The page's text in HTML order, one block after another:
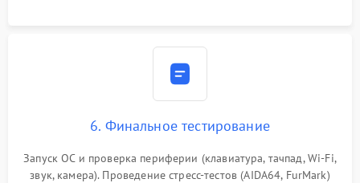
6. Финальное тестирование
Запуск ОС и проверка периферии (клавиатура, тачпад, Wi-Fi,
звук, камера). Проведение стресс-тестов (AIDA64, FurMark)